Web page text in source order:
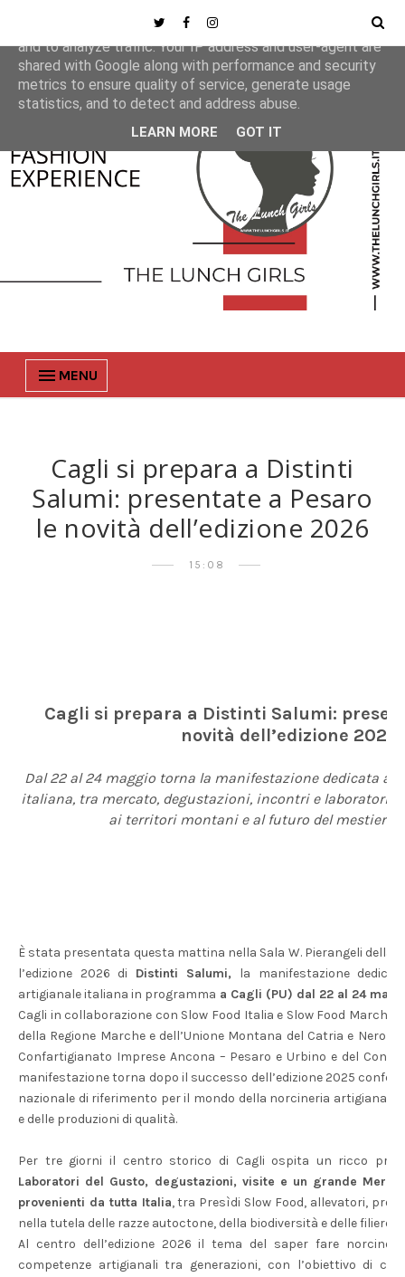
MENU
Cagli si prepara a Distinti
Salumi: presentate a Pesaro
le novità dell’edizione 2026
15:08
Cagli si prepara a Distinti Salumi:
novità dell’edizione 2026
Dal 22 al 24 maggio torna la manifestazione dedicata
italiana, tra mercato, degustazioni, incontri e laboratori
ai territori montani e al futuro del mestiere
È stata presentata questa mattina nella Sala W. Pierangeli della
l’edizione 2026 di Distinti Salumi, la manifestazione
artigianale italiana in programma a Cagli (PU) dal 22 al 24
Cagli in collaborazione con Slow Food Italia e Slow Food
della Regione Marche e dell’Unione Montana del Catria e
Confartigianato Imprese Ancona – Pesaro e Urbino e del
manifestazione torna dopo il successo dell’edizione 2025
nazionale di riferimento per il mondo della norcineria artigianale,
e delle produzioni di qualità.
Per tre giorni il centro storico di Cagli ospita un ricco
Laboratori del Gusto, degustazioni, visite e un grande
provenienti da tutta Italia, tra Presìdi Slow Food, allevatori,
nella tutela delle razze autoctone, della biodiversità e delle filiere
Al centro dell’edizione 2026 il tema del saper fare norcino
competenze artigianali tra generazioni, con l’obiettivo di
This site uses cookies from Google to deliver its services
and to analyze traffic. Your IP address and user-agent are
shared with Google along with performance and security
metrics to ensure quality of service, generate usage
statistics, and to detect and address abuse.
LEARN MORE GOT IT